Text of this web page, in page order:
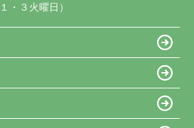
・３火曜日）